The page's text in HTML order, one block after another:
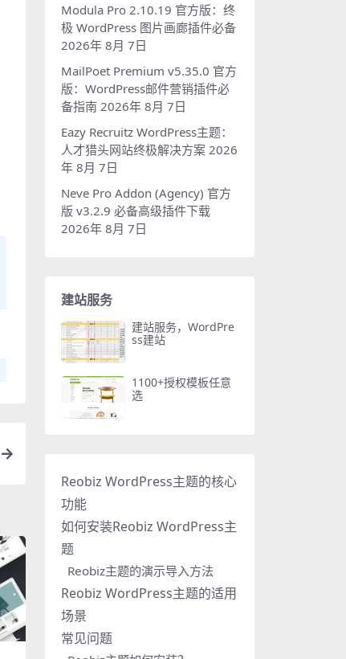
Modula Pro 2.10.19 官方版：终
极 WordPress 图片画廊插件必备
2026年 8月 7日
MailPoet Premium v5.35.0 官方
版：WordPress邮件营销插件必
备指南 2026年 8月 7日
Eazy Recruitz WordPress主题：
人才猎头网站终极解决方案 2026
年 8月 7日
Neve Pro Addon (Agency) 官方
版 v3.2.9 必备高级插件下载
2026年 8月 7日
建站服务
建站服务，WordPre
ss建站
1100+授权模板任意
选
Reobiz WordPress主题的核心
功能
如何安装Reobiz WordPress主
题
Reobiz主题的演示导入方法
Reobiz WordPress主题的适用
场景
常见问题